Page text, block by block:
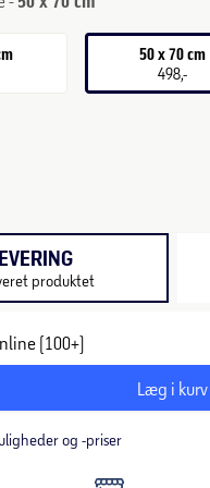
50 x 70 cm
498,-
produktet
(100+)
Læg i kurv
og -priser